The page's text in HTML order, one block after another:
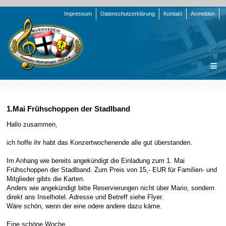
Navigation
Impressum Datenschutzerklärung Kontakt Anmelden
Verein
Vorstand
Team Jugend
Satzung/Ordnungen
Formulare
Orchester
Stammorchester
Instrumenten-Serie
Nachrichten
Stammorchester
Jugendkapelle
Interne Infos
Presse
Jahr 2000 - 2004
Jahr 2005 - 2009
Geschichte
Bilder
Sponsoren
1.Mai Frühschoppen der Stadlband
Hallo zusammen,
ich hoffe ihr habt das Konzertwochenende alle gut überstanden.
Im Anhang wie bereits angekündigt die Einladung zum 1. Mai
Frühschoppen der Stadlband. Zum Preis von 15,- EUR für Familien- und
Mitglieder gibts die Karten.
Anders wie angekündigt bitte Reservierungen nicht über Mario, sondern
direkt ans Inselhotel. Adresse und Betreff siehe Flyer.
Wäre schön, wenn der eine odere andere dazu käme.
Eine schöne Woche